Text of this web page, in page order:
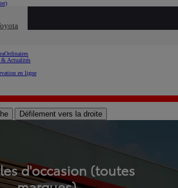
& Actualités
en ligne
Défilement vers la droite
d'occasion (toutes